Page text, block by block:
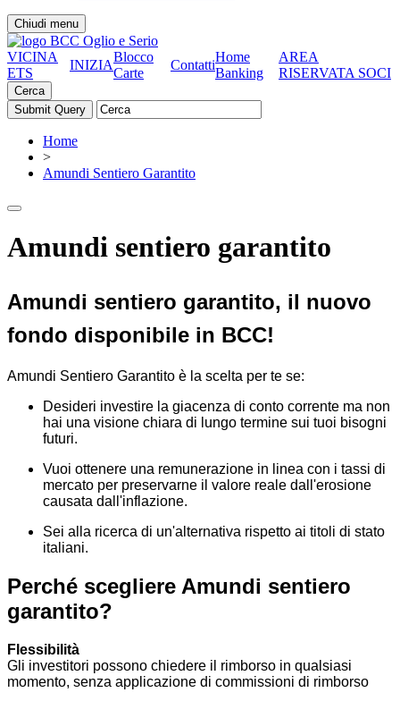
Chiudi menu
VICINA
ETS
INIZIA
Blocco
Carte
Contatti
Home
Banking
AREA
RISERVATA SOCI
Cerca
Home
>
Amundi Sentiero Garantito
Amundi sentiero garantito
Amundi sentiero garantito, il nuovo
fondo disponibile in BCC!
Amundi Sentiero Garantito è la scelta per te se:
Desideri investire la giacenza di conto corrente ma non
hai una visione chiara di lungo termine sui tuoi bisogni
futuri.
Vuoi ottenere una remunerazione in linea con i tassi di
mercato per preservarne il valore reale dall'erosione
causata dall'inflazione.
Sei alla ricerca di un'alternativa rispetto ai titoli di stato
italiani.
Perché scegliere Amundi sentiero
garantito?
Flessibilità
Gli investitori possono chiedere il rimborso in qualsiasi
momento, senza applicazione di commissioni di rimborso